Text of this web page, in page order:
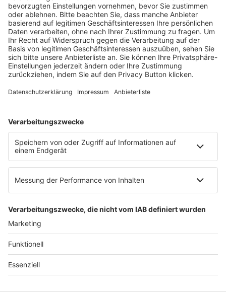
Fachmedien Recht und Wirtschaft
Ein Fachbereich der
dfv Mediengruppe
Mainzer Landstr. 251
60326 Frankfurt am Main
E-Mail:info@ruw.de
Web:https://www.ruw.de
AGB
Datenschutzerklärung
Genderhinweis
Cookie-Einstellungen